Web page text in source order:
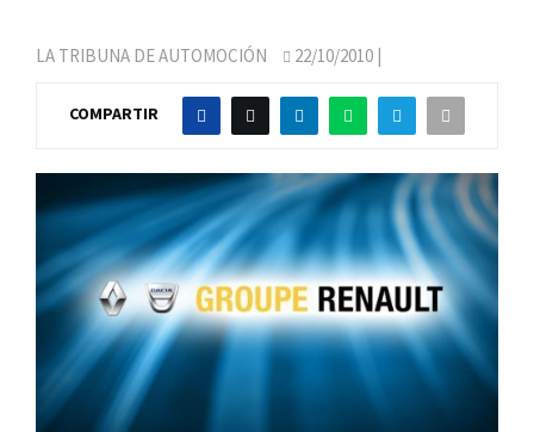
LA TRIBUNA DE AUTOMOCIÓN 22/10/2010 |
COMPARTIR